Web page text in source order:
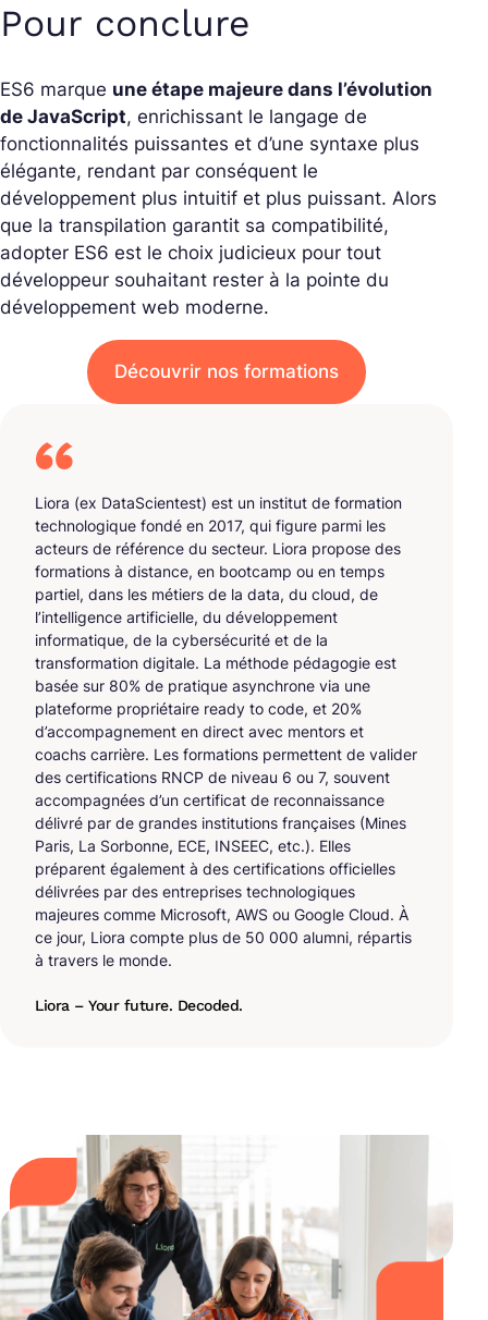
Pour conclure
ES6 marque une étape majeure dans l’évolution
de JavaScript, enrichissant le langage de
fonctionnalités puissantes et d’une syntaxe plus
élégante, rendant par conséquent le
développement plus intuitif et plus puissant. Alors
que la transpilation garantit sa compatibilité,
adopter ES6 est le choix judicieux pour tout
développeur souhaitant rester à la pointe du
développement web moderne.
Découvrir nos formations
Liora (ex DataScientest) est un institut de formation
technologique fondé en 2017, qui figure parmi les
acteurs de référence du secteur. Liora propose des
formations à distance, en bootcamp ou en temps
partiel, dans les métiers de la data, du cloud, de
l’intelligence artificielle, du développement
informatique, de la cybersécurité et de la
transformation digitale. La méthode pédagogie est
basée sur 80% de pratique asynchrone via une
plateforme propriétaire ready to code, et 20%
d’accompagnement en direct avec mentors et
coachs carrière. Les formations permettent de valider
des certifications RNCP de niveau 6 ou 7, souvent
accompagnées d’un certificat de reconnaissance
délivré par de grandes institutions françaises (Mines
Paris, La Sorbonne, ECE, INSEEC, etc.). Elles
préparent également à des certifications officielles
délivrées par des entreprises technologiques
majeures comme Microsoft, AWS ou Google Cloud. À
ce jour, Liora compte plus de 50 000 alumni, répartis
à travers le monde.
Liora – Your future. Decoded.